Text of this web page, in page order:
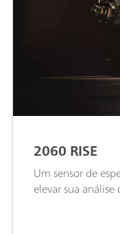
2060 RISE
Um sensor de
elevar sua análise